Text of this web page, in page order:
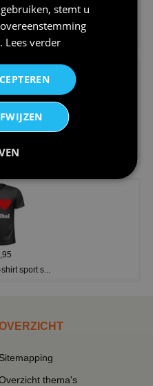
blauw st...
sport s...
Sitemapping
thema's
stemt u
. Lees verder